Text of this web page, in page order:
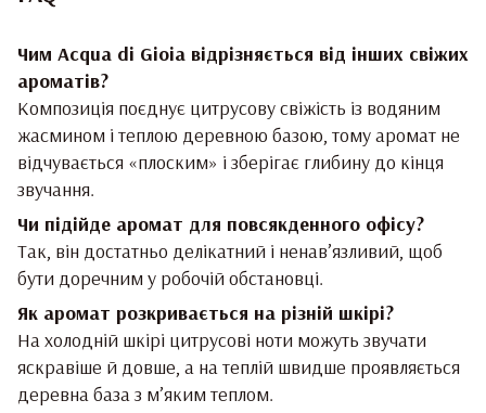
Чим Acqua di Gioia відрізняється від інших свіжих
ароматів?
Композиція поєднує цитрусову свіжість із водяним
жасмином і теплою деревною базою, тому аромат не
відчувається «плоским» і зберігає глибину до кінця
звучання.
Чи підійде аромат для повсякденного офісу?
Так, він достатньо делікатний і ненав’язливий, щоб
бути доречним у робочій обстановці.
Як аромат розкривається на різній шкірі?
На холодній шкірі цитрусові ноти можуть звучати
яскравіше й довше, а на теплій швидше проявляється
деревна база з м’яким теплом.